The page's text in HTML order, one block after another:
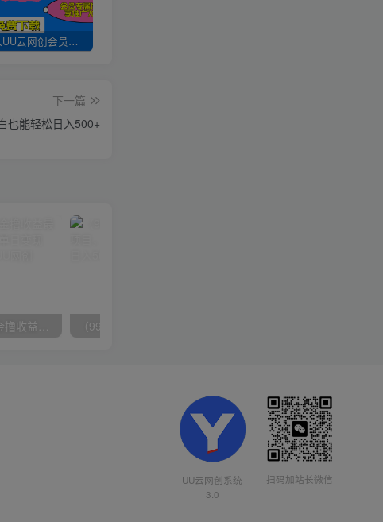
加入UU云网创会员，全站资源免费学习。
下一篇
也能轻松日入500+
（10163期）快手掘金撸收益最新技术，高收益玩法，单日变现500+，小白必备项目
UU云网创系统
3.0
扫码加站长微信